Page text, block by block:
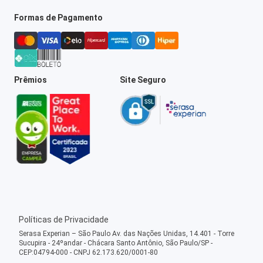
Formas de Pagamento
Prêmios Site Seguro
Políticas de Privacidade
Serasa Experian – São Paulo Av. das Nações Unidas, 14.401 - Torre
Sucupira - 24ºandar - Chácara Santo Antônio, São Paulo/SP -
CEP:04794-000 - CNPJ 62.173.620/0001-80